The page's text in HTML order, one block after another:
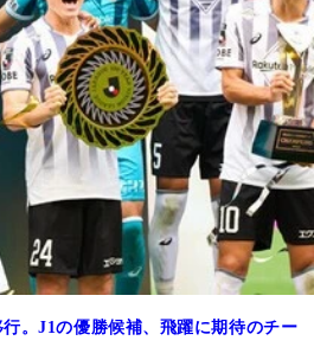
。J1の優勝候補、飛躍に期待のチー